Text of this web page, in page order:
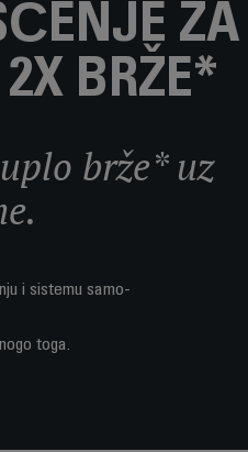
ZA
BRŽE*
brže* uz
i sistemu samo-
toga.